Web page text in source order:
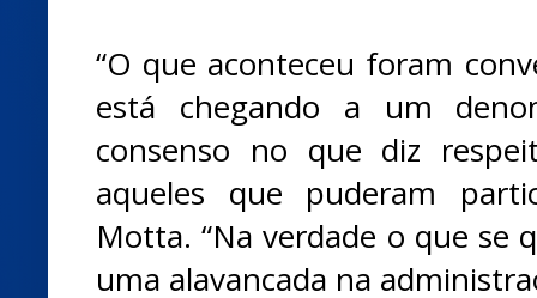
“O que aconteceu foram
está chegando a um
consenso no que diz
aqueles que puderam
Motta. “Na verdade o que se
uma alavancada na